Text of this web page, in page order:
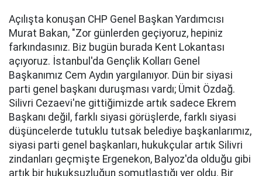
Açılışta konuşan CHP Genel Başkan Yardımcısı
Murat Bakan, "Zor günlerden geçiyoruz, hepiniz
farkındasınız. Biz bugün burada Kent Lokantası
açıyoruz. İstanbul'da Gençlik Kolları Genel
Başkanımız Cem Aydın yargılanıyor. Dün bir siyasi
parti genel başkanı duruşması vardı; Ümit Özdağ.
Silivri Cezaevi'ne gittiğimizde artık sadece Ekrem
Başkanı değil, farklı siyasi görüşlerde, farklı siyasi
düşüncelerde tutuklu tutsak belediye başkanlarımız,
siyasi parti genel başkanları, hukukçular artık Silivri
zindanları geçmişte Ergenekon, Balyoz'da olduğu gibi
artık bir hukuksuzluğun somutlaştığı yer oldu. Bir